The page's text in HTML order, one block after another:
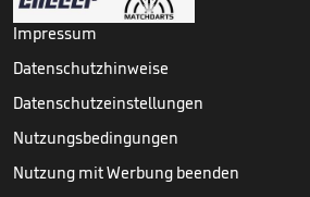
Impressum
Datenschutzhinweise
Datenschutzeinstellungen
Nutzungsbedingungen
Nutzung mit Werbung beenden